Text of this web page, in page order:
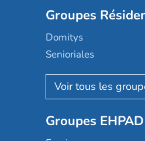
Groupes
Domitys
Senioriales
Nohée
Les Résidentiels
Mobicap
Groupes EHPAD